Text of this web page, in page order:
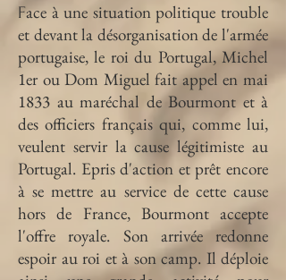
Face à une situation politique trouble
et devant la désorganisation de l'armée
portugaise, le roi du Portugal, Michel
1er ou Dom Miguel fait appel en mai
1833 au maréchal de Bourmont et à
des officiers français qui, comme lui,
veulent servir la cause légitimiste au
Portugal. Epris d'action et prêt encore
à se mettre au service de cette cause
hors de France, Bourmont accepte
l'offre royale. Son arrivée redonne
espoir au roi et à son camp. Il déploie